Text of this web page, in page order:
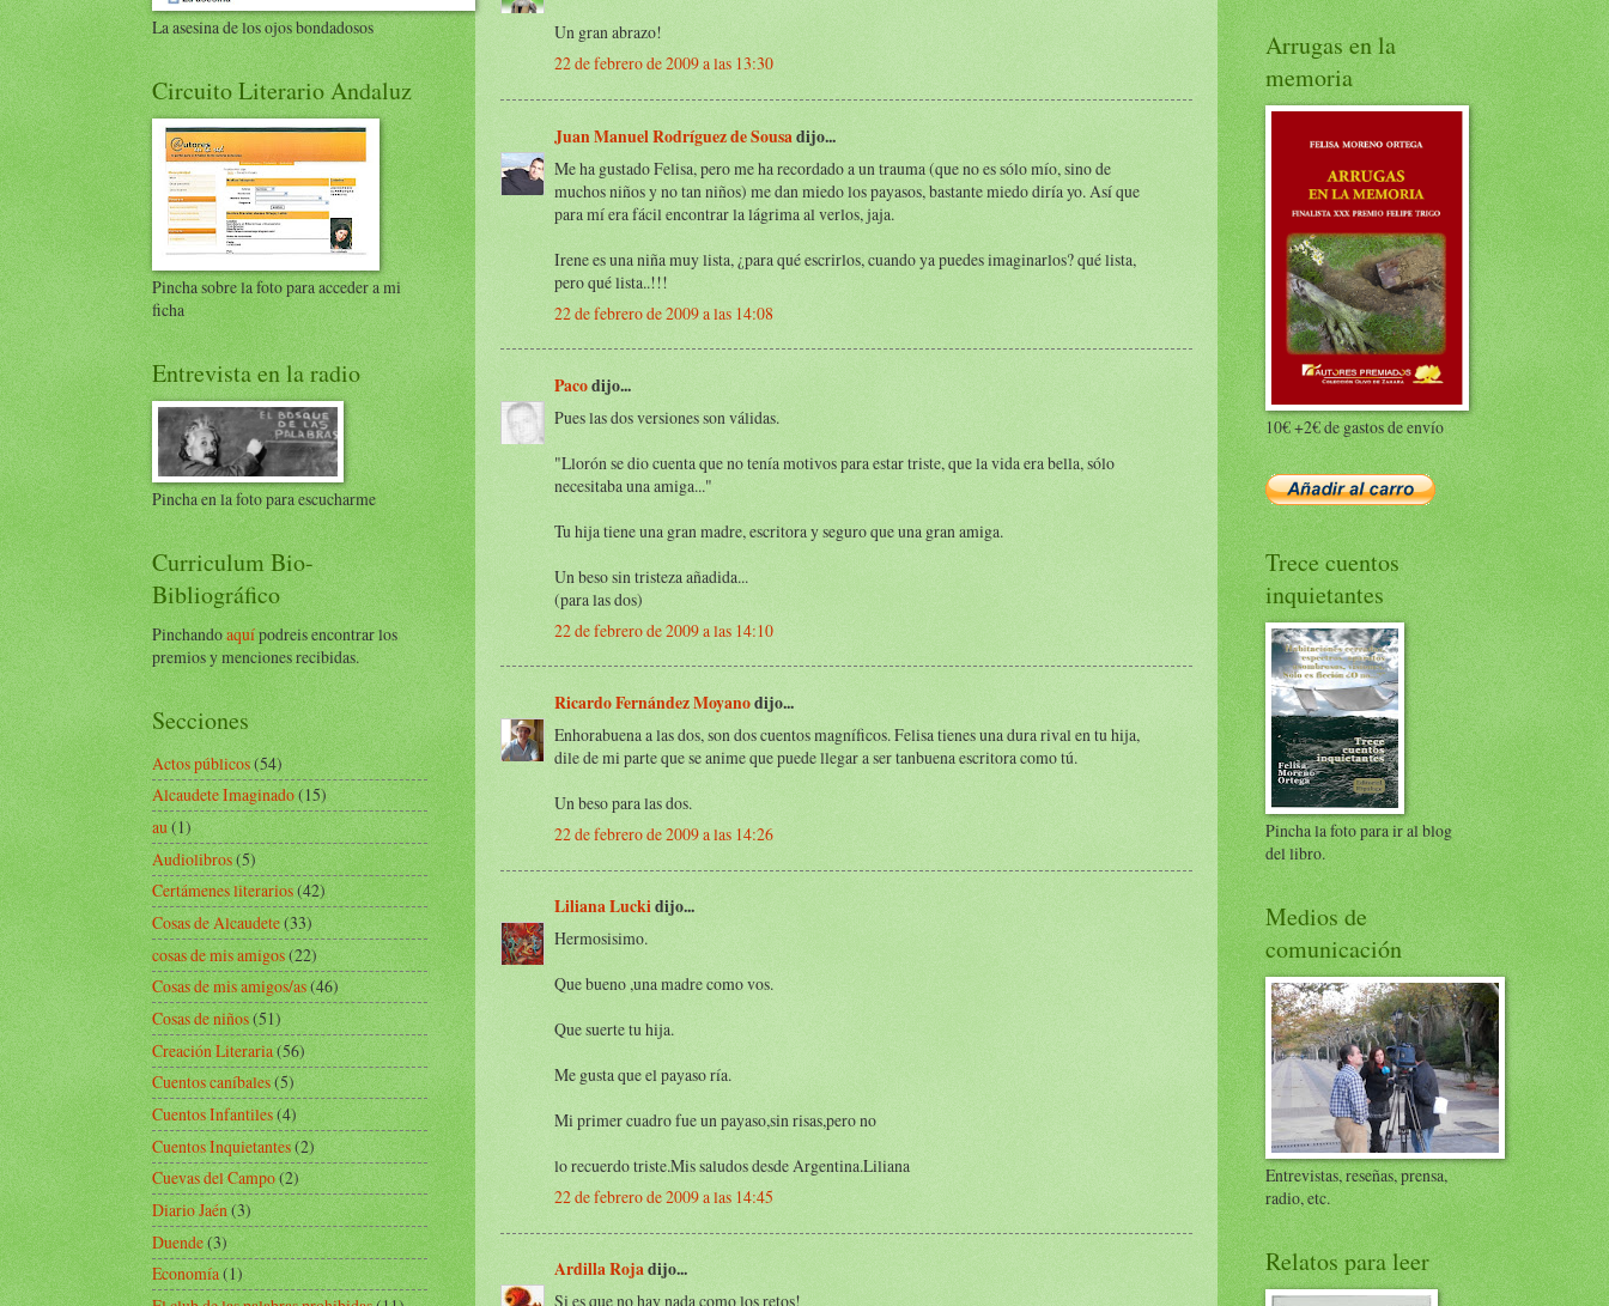
Un gran abrazo!
22 de febrero de 2009 a las 13:30
Juan Manuel Rodríguez de Sousadijo...
Me ha gustado Felisa, pero me ha recordado a un trauma (que no es sólo mío, sino de
muchos niños y no tan niños) me dan miedo los payasos, bastante miedo diría yo. Así que
para mí era fácil encontrar la lágrima al verlos, jaja.
Irene es una niña muy lista, ¿para qué escrirlos, cuando ya puedes imaginarlos? qué lista,
pero qué lista..!!!
22 de febrero de 2009 a las 14:08
Pacodijo...
Pues las dos versiones son válidas.
"Llorón se dio cuenta que no tenía motivos para estar triste, que la vida era bella, sólo
necesitaba una amiga..."
Tu hija tiene una gran madre, escritora y seguro que una gran amiga.
Un beso sin tristeza añadida...
(para las dos)
22 de febrero de 2009 a las 14:10
Ricardo Fernández Moyanodijo...
Enhorabuena a las dos, son dos cuentos magníficos. Felisa tienes una dura rival en tu hija,
dile de mi parte que se anime que puede llegar a ser tanbuena escritora como tú.
Un beso para las dos.
22 de febrero de 2009 a las 14:26
Liliana Luckidijo...
Hermosisimo.
Que bueno ,una madre como vos.
Que suerte tu hija.
Me gusta que el payaso ría.
Mi primer cuadro fue un payaso,sin risas,pero no
lo recuerdo triste.Mis saludos desde Argentina.Liliana
22 de febrero de 2009 a las 14:45
Ardilla Rojadijo...
Si es que no hay nada como los retos!
La asesina de los ojos bondadosos
Circuito Literario Andaluz
Pincha sobre la foto para acceder a mi
ficha
Entrevista en la radio
Pincha en la foto para escucharme
Curriculum Bio-
Bibliográfico
Pinchandoaquípodreis encontrar los
premios y menciones recibidas.
Secciones
Actos públicos(54)
Alcaudete Imaginado(15)
au(1)
Audiolibros(5)
Certámenes literarios(42)
Cosas de Alcaudete(33)
cosas de mis amigos(22)
Cosas de mis amigos/as(46)
Cosas de niños(51)
Creación Literaria(56)
Cuentos caníbales(5)
Cuentos Infantiles(4)
Cuentos Inquietantes(2)
Cuevas del Campo(2)
Diario Jaén(3)
Duende(3)
Economía(1)
Arrugas en la
memoria
10€ +2€ de gastos de envío
Trece cuentos
inquietantes
Pincha la foto para ir al blog
del libro.
Medios de
comunicación
Entrevistas, reseñas, prensa,
radio, etc.
Relatos para leer